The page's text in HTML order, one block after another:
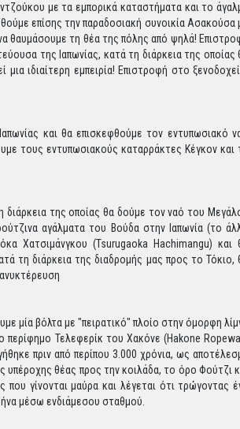
με τα εμπορικά καταστήματα και το
επίσης την παραδοσιακή συνοικία Ασακούσα
θαυμάσουμε τη θέα της πόλης από ψηλά!
της Ιαπωνίας, κατά τη διάρκεια της οποίας
ιδιαίτερη εμπειρία! Επιστροφή στο
και θα επισκεφθούμε τον εντυπωσιακό
τους εντυπωσιακούς καταρράκτες Κέγκον και
της οποίας θα δούμε τον ναό του
αγάλματα του Βούδα στην Ιαπωνία (το
Χατσιμάνγκου (Tsurugaoka Hachimangu) και
τη διάρκεια της διαδρομής μας προς το Τόκιο,
μία βόλτα με "πειρατικό" πλοίο στην όμορφη
περίφημο Τελεφερίκ του Χακόνε (Hakone
πριν από περίπου 3.000 χρόνια, ως
θέας προς την κοιλάδα, το όρο Φούτζι
γίνονται μαύρα και λέγεται ότι τρώγοντας
μέσω ενδιάμεσου σταθμού.